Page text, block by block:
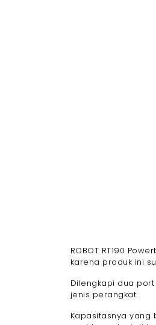
ROBOT RT190
karena produk ini
Dilengkapi dua
jenis perangkat.
Kapasitasnya yang